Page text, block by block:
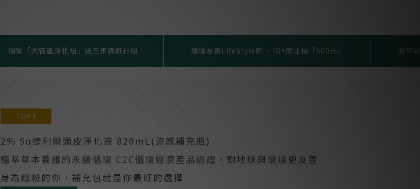
獨家「大容量淨化組」送三步驟旅行組 環境友善LifeStyle節 ，IG+關注抽「500元」 春來
TOP 1
2% 5α捷利爾頭皮淨化液 820mL(涼感補充瓶)
植萃草本養護的永續循環 C2C循環經濟產品認證，對地球與環境更友善
身為鐵粉的你，補充包就是你最好的選擇